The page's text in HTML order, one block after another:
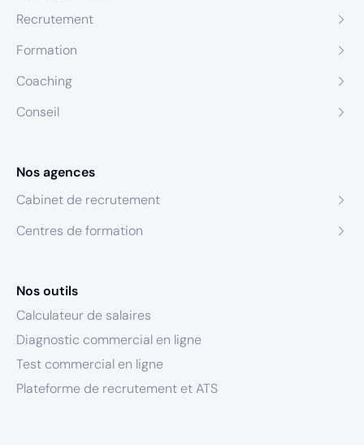
Recrutement
Formation
Coaching
Conseil
Nos agences
Cabinet de recrutement
Centres de formation
Nos outils
Calculateur de salaires
Diagnostic commercial en ligne
Test commercial en ligne
Plateforme de recrutement et ATS